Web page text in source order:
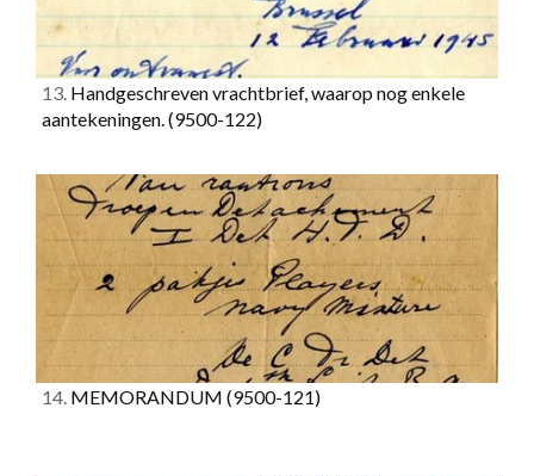
13. Handgeschreven vrachtbrief, waarop nog enkele
aantekeningen.(9500-122)
14. MEMORANDUM (9500-121)